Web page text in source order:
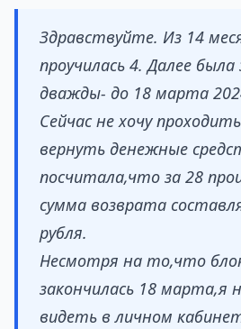
Здравствуйте. Из 14
проучилась 4. Далее была
дважды- до 18 марта
Сейчас не хочу
вернуть денежные
посчитала,что за 28
сумма возврата
рубля.
Несмотря на то,что
закончилась 18 марта,я
видеть в личном